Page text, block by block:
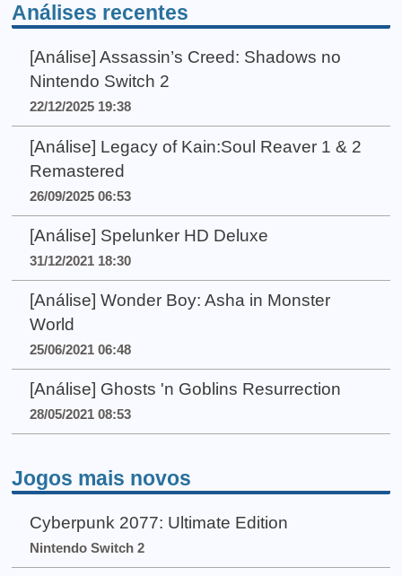
Análises recentes
[Análise] Assassin’s Creed: Shadows no
Nintendo Switch 2
22/12/2025 19:38
[Análise] Legacy of Kain:Soul Reaver 1 & 2
Remastered
26/09/2025 06:53
[Análise] Spelunker HD Deluxe
31/12/2021 18:30
[Análise] Wonder Boy: Asha in Monster
World
25/06/2021 06:48
[Análise] Ghosts 'n Goblins Resurrection
28/05/2021 08:53
Jogos mais novos
Cyberpunk 2077: Ultimate Edition
Nintendo Switch 2